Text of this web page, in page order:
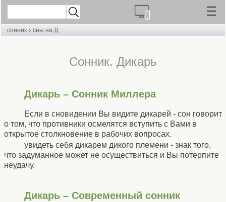
сонник › сны на Д
Cонник. Дикарь
Дикарь – Сонник Миллера
Если в сновидении Вы видите дикарей - сон говорит
о том, что противники осмелятся вступить с Вами в
открытое столкновение в рабочих вопросах.
увидеть себя дикарем дикого племени - знак того,
что задуманное может не осуществиться и Вы потерпите
неудачу.
Дикарь – Современный сонник